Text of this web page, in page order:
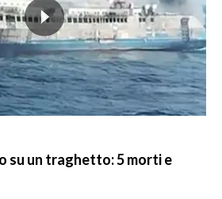
su un traghetto: 5 morti e